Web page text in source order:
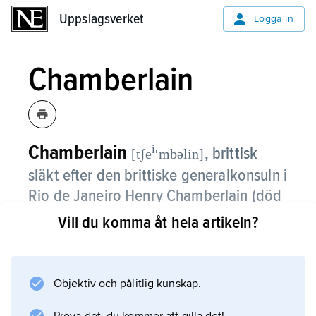
Uppslagsverket Logga in
Chamberlain
Chamberlain [tʃeiʹmbəlin], brittisk
släkt efter den brittiske generalkonsuln i
Rio de Janeiro Henry Chamberlain (död
1829).
(1820–1902) och generalen Crawford Trotter
Vill du komma åt hela artikeln?
Objektiv och pålitlig kunskap.